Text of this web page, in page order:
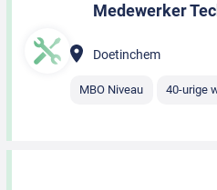
Medewerker
Doetinchem
MBO Niveau 40-urige